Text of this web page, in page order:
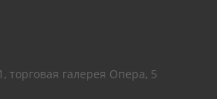
торговая галерея Опера, 5